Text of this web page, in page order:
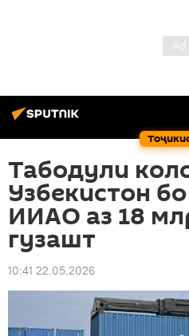
Табодули
Узбекистон
ИИАО аз 18
гузашт
10:41 22.05.2026